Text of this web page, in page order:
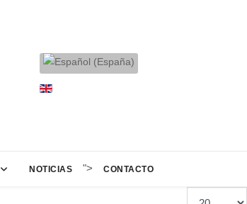
NOTICIAS "> CONTACTO